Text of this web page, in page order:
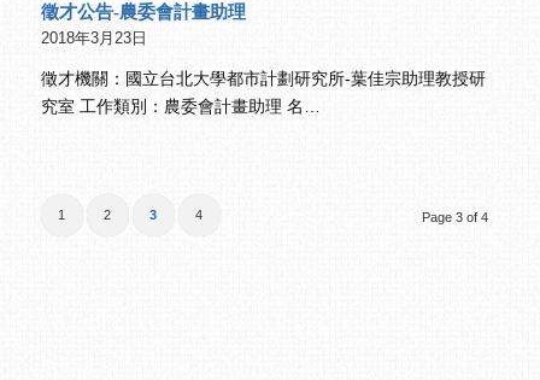
徵才公告-農委會計畫助理
2018年3月23日
徵才機關：國立台北大學都市計劃研究所-葉佳宗助理教授研
究室 工作類別：農委會計畫助理 名…
Page 3 of 4
1 2 3 4